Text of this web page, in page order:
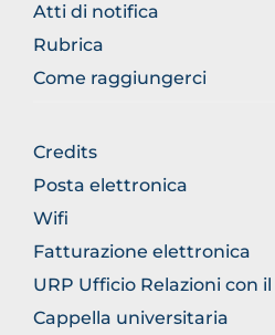
Atti di notifica
Rubrica
Come raggiungerci
FOOTER
GENERICO
Credits
Posta elettronica
Wifi
Fatturazione elettronica
URP Ufficio Relazioni con
Cappella universitaria